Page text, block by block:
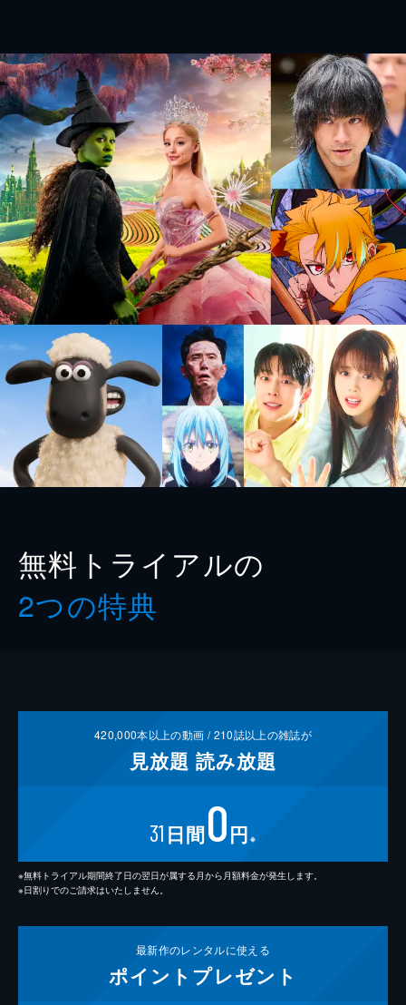
無料トライアルの
2つの特典
420,000本以上の動画 /210誌以上の雑誌が
見放題 読み放題
31 日間0円 ※
※無料トライアル期間終了日の翌日が属する月から月額料金が発生します。
※日割りでのご請求はいたしません。
最新作のレンタルに使える
ポイント プレゼント